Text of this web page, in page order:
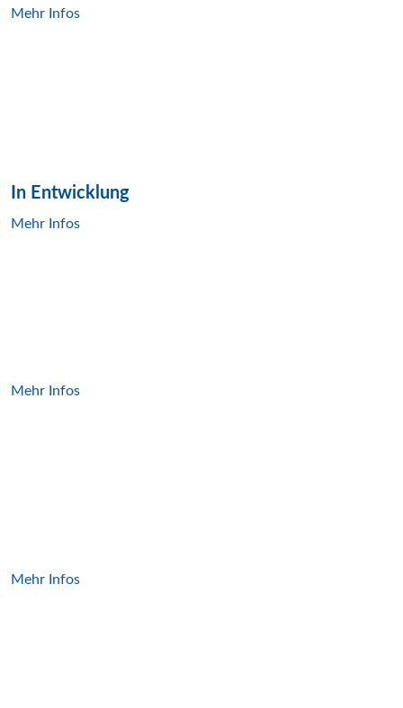
Mehr Infos
In Entwicklung
Mehr Infos
Mehr Infos
Mehr Infos